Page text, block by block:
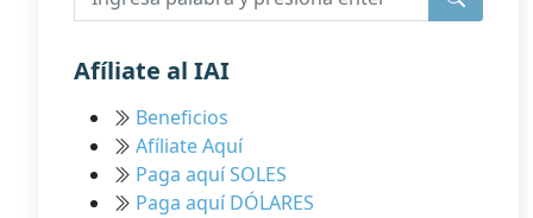
Afíliate al IAI
Beneficios
Afíliate Aquí
Paga aquí SOLES
Paga aquí DÓLARES